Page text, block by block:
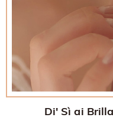
Di' Sì ai